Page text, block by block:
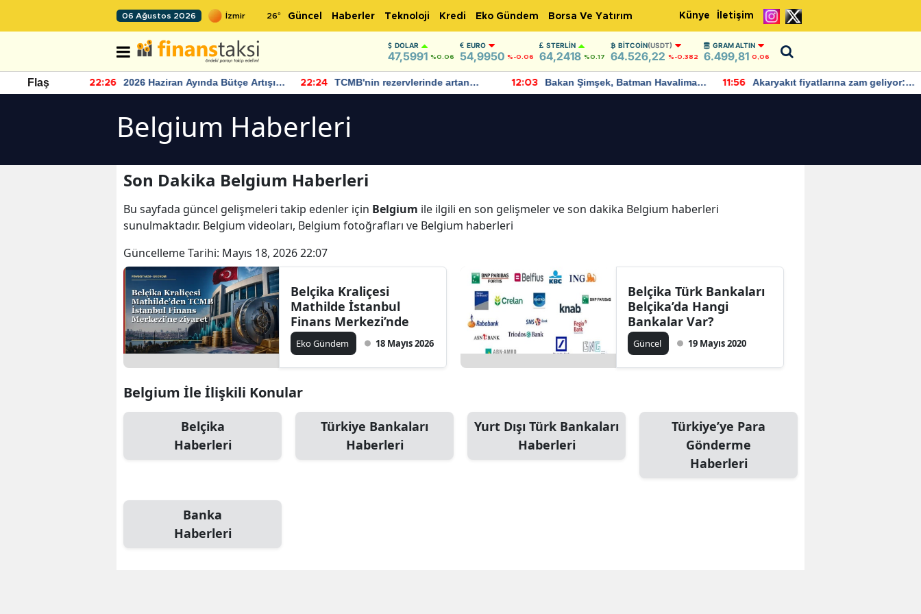
06 Ağustos 2026 26° Güncel Haberler Teknoloji Kredi Eko Gündem Borsa Ve Yatırım Künye İletişim
DOLAR
47,5991 %0.06
EURO
54,9950 %-0.06
STERLIN
64,2418 %0.17
BITCOIN(USDT)
64.526,22 %-0.382
GRAM ALTIN
6.499,81 0,06
Flaş 22:26
2026 Haziran Ayında Bütçe Artışı
Yaşandı
22:24
TCMB'nin rezervlerinde artan
momentum devam ediyor
12:03
Bakan Şimşek, Batman Havalimanı
için umut verici açıklamalarda
11:56
Akaryakıt fiyatlarına zam geliyor:
Yeni tarih açıklandı
Belgium Haberleri
Son Dakika Belgium Haberleri
Bu sayfada güncel gelişmeleri takip edenler için Belgium ile ilgili en son gelişmeler ve son dakika Belgium haberleri
sunulmaktadır. Belgium videoları, Belgium fotoğrafları ve Belgium haberleri
Güncelleme Tarihi: Mayıs 18, 2026 22:07
Belçika Kraliçesi
Mathilde İstanbul
Finans Merkezi’nde
Eko Gündem 18 Mayıs 2026
Belçika Türk Bankaları
Belçika’da Hangi
Bankalar Var?
Güncel 19 Mayıs 2020
Belgium İle İlişkili Konular
Belçika
Haberleri
Türkiye Bankaları
Haberleri
Yurt Dışı Türk Bankaları
Haberleri
Türkiye’ye Para
Gönderme
Haberleri
Banka
Haberleri